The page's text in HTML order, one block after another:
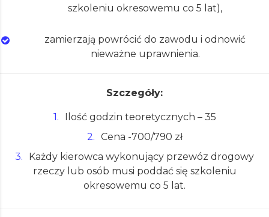
szkoleniu okresowemu co 5 lat),
zamierzają powrócić do zawodu i odnowić
nieważne uprawnienia.
Szczegóły:
Ilość godzin teoretycznych – 35
Cena -700/790 zł
Każdy kierowca wykonujący przewóz drogowy
rzeczy lub osób musi poddać się szkoleniu
okresowemu co 5 lat.